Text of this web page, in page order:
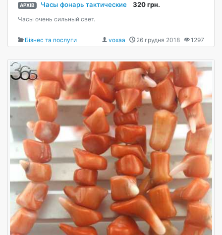
АРХІВ Часы фонарь тактические 320 грн.
Часы очень сильный свет.
Бізнес та послуги 1297
26 грудня 2018
voxaa